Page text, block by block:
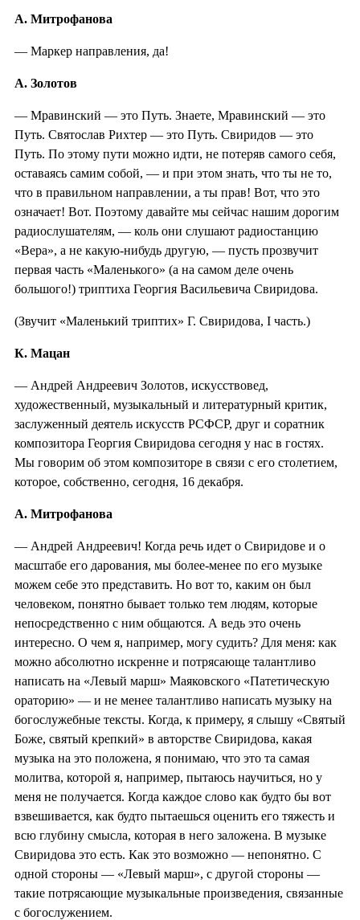
А. Митрофанова
— Маркер направления, да!
А. Золотов
— Мравинский — это Путь. Знаете, Мравинский — это
Путь. Святослав Рихтер — это Путь. Свиридов — это
Путь. По этому пути можно идти, не потеряв самого себя,
оставаясь самим собой, — и при этом знать, что ты не то,
что в правильном направлении, а ты прав! Вот, что это
означает! Вот. Поэтому давайте мы сейчас нашим дорогим
радиослушателям, — коль они слушают радиостанцию
«Вера», а не какую-нибудь другую, — пусть прозвучит
первая часть «Маленького» (а на самом деле очень
большого!) триптиха Георгия Васильевича Свиридова.
(Звучит «Маленький триптих» Г. Свиридова, I часть.)
К. Мацан
— Андрей Андреевич Золотов, искусствовед,
художественный, музыкальный и литературный критик,
заслуженный деятель искусств РСФСР, друг и соратник
композитора Георгия Свиридова сегодня у нас в гостях.
Мы говорим об этом композиторе в связи с его столетием,
которое, собственно, сегодня, 16 декабря.
А. Митрофанова
— Андрей Андреевич! Когда речь идет о Свиридове и о
масштабе его дарования, мы более-менее по его музыке
можем себе это представить. Но вот то, каким он был
человеком, понятно бывает только тем людям, которые
непосредственно с ним общаются. А ведь это очень
интересно. О чем я, например, могу судить? Для меня: как
можно абсолютно искренне и потрясающе талантливо
написать на «Левый марш» Маяковского «Патетическую
ораторию» — и не менее талантливо написать музыку на
богослужебные тексты. Когда, к примеру, я слышу «Святый
Боже, святый крепкий» в авторстве Свиридова, какая
музыка на это положена, я понимаю, что это та самая
молитва, которой я, например, пытаюсь научиться, но у
меня не получается. Когда каждое слово как будто бы вот
взвешивается, как будто пытаешься оценить его тяжесть и
всю глубину смысла, которая в него заложена. В музыке
Свиридова это есть. Как это возможно — непонятно. С
одной стороны — «Левый марш», с другой стороны —
такие потрясающие музыкальные произведения, связанные
с богослужением.